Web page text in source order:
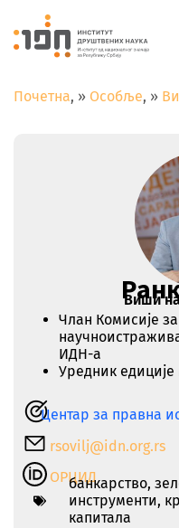
Почетна » Особље »
Виши
Члан Комисије
ИДН-а
Уредник
Центар за правна
rsovilj@idn.org.rs
ОРЦИД
банкарство,
инструменти,
капитала